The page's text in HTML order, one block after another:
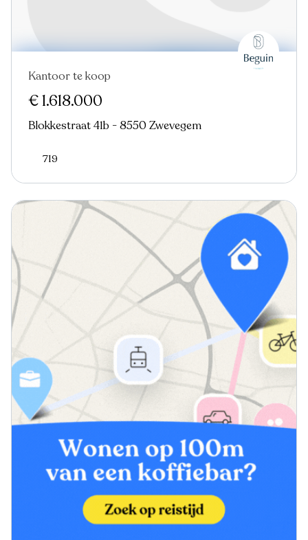
Nieuw
Kantoor te koop
€ 1.618.000
Blokkestraat 41b - 8550 Zwevegem
719